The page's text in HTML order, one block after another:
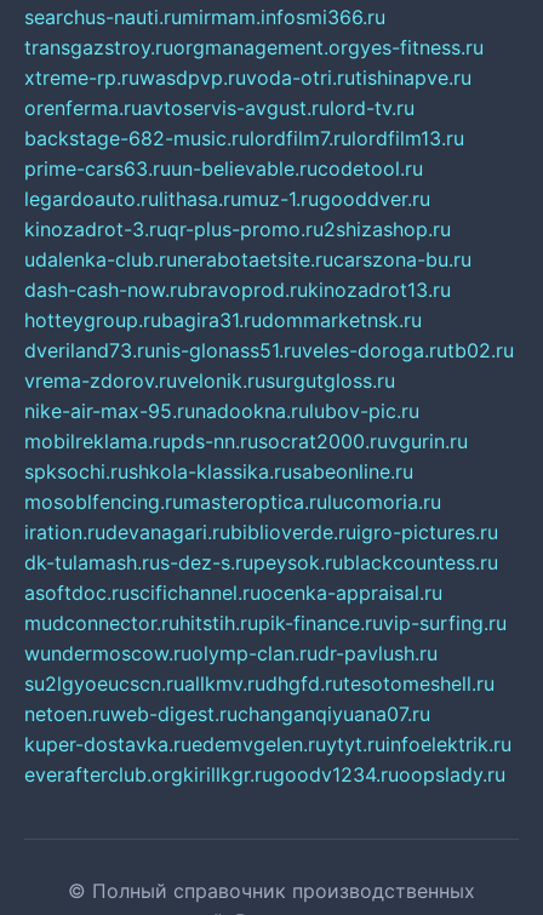
searchus-nauti.rumirmam.infosmi366.ru
transgazstroy.ruorgmanagement.orgyes-fitness.ru
xtreme-rp.ruwasdpvp.ruvoda-otri.rutishinapve.ru
orenferma.ruavtoservis-avgust.rulord-tv.ru
backstage-682-music.rulordfilm7.rulordfilm13.ru
prime-cars63.ruun-believable.rucodetool.ru
legardoauto.rulithasa.rumuz-1.rugooddver.ru
kinozadrot-3.ruqr-plus-promo.ru2shizashop.ru
udalenka-club.runerabotaetsite.rucarszona-bu.ru
dash-cash-now.rubravoprod.rukinozadrot13.ru
hotteygroup.rubagira31.rudommarketnsk.ru
dveriland73.runis-glonass51.ruveles-doroga.rutb02.ru
vrema-zdorov.ruvelonik.rusurgutgloss.ru
nike-air-max-95.runadookna.rulubov-pic.ru
mobilreklama.rupds-nn.rusocrat2000.ruvgurin.ru
spksochi.rushkola-klassika.rusabeonline.ru
mosoblfencing.rumasteroptica.rulucomoria.ru
iration.rudevanagari.rubiblioverde.ruigro-pictures.ru
dk-tulamash.rus-dez-s.rupeysok.rublackcountess.ru
asoftdoc.ruscifichannel.ruocenka-appraisal.ru
mudconnector.ruhitstih.rupik-finance.ruvip-surfing.ru
wundermoscow.ruolymp-clan.rudr-pavlush.ru
su2lgyoeucscn.ruallkmv.rudhgfd.rutesotomeshell.ru
netoen.ruweb-digest.ruchanganqiyuana07.ru
kuper-dostavka.ruedemvgelen.ruytyt.ruinfoelektrik.ru
everafterclub.orgkirillkgr.rugoodv1234.ruoopslady.ru
© Полный справочник производственных